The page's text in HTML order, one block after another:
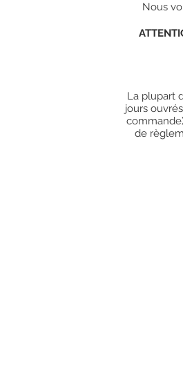
Nous
La plupart
jours
de